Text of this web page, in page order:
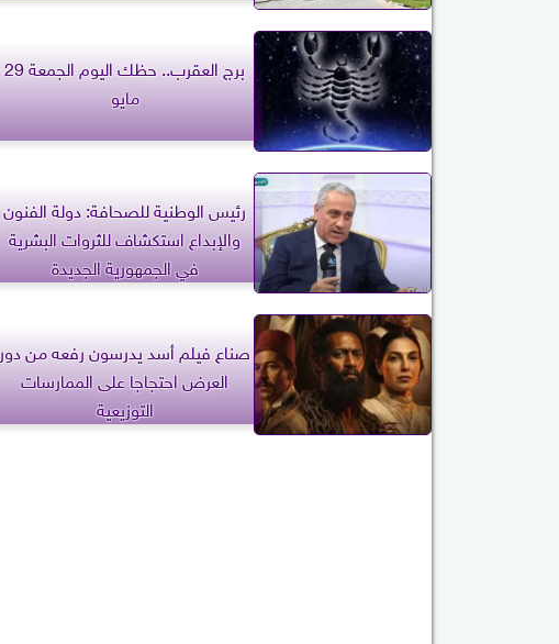
برج العقرب.. حظك اليوم الجمعة 29
مايو
رئيس الوطنية للصحافة: دولة الفنون
والإبداع استكشاف للثروات البشرية
في الجمهورية الجديدة
صناع فيلم أسد يدرسون رفعه من دور
العرض احتجاجا على الممارسات
التوزيعية